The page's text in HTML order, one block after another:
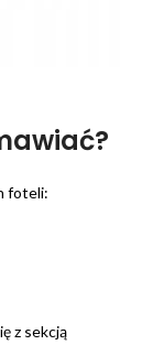
foteli:
z sekcją